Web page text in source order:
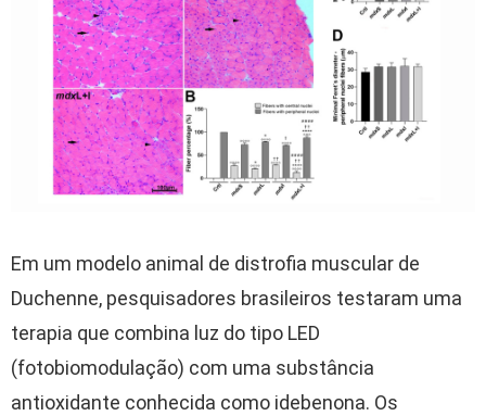
Em um modelo animal de distrofia muscular de
Duchenne, pesquisadores brasileiros testaram uma
terapia que combina luz do tipo LED
(fotobiomodulação) com uma substância
antioxidante conhecida como idebenona. Os